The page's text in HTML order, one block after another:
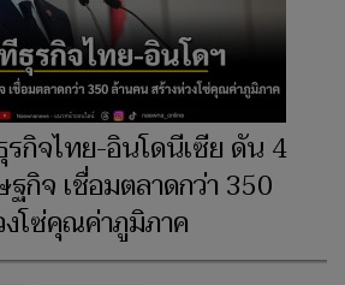
รกิจไทย-อินโดนีเซีย ดัน 4
กิจ เชื่อมตลาดกว่า 350
โซ่คุณค่าภูมิภาค